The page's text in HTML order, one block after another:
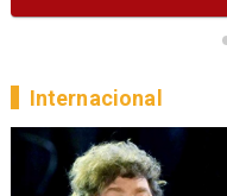
Internacional